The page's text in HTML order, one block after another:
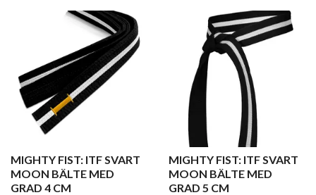
MIGHTY FIST: ITF SVART
MOON BÄLTE MED
GRAD 4 CM
MIGHTY FIST: ITF SVART
MOON BÄLTE MED
GRAD 5 CM